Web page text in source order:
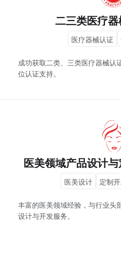
二三类医疗
医疗器械认证
成功获取二类、三类医疗器械认
位认证支持。
医美领域产品设计
医美设计 定制
丰富的医美领域经验，与行业头
设计与开发服务。